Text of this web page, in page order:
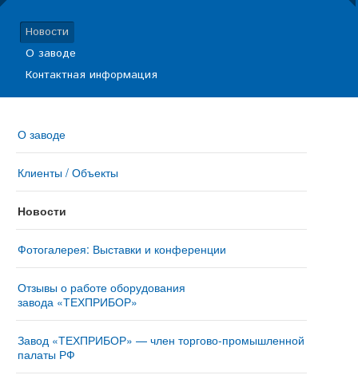
Новости
О заводе
Контактная информация
О заводе
Клиенты / Объекты
Новости
Фотогалерея: Выставки и конференции
Отзывы о работе оборудования
завода «ТЕХПРИБОР»
Завод «ТЕХПРИБОР» — член торгово-промышленной
палаты РФ